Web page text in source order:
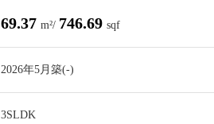
69.37 m²/ 746.69 sqf
2026年5月築(-)
3SLDK